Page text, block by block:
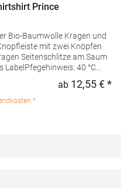
Prince
Kragen und
Saum
Baumwolle (Heather
zur
ab 12,55 € *
*